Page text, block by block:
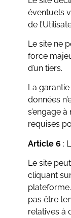
éventuels
de
Le site ne
force
d’un tiers.
La
données
s’engage
requises
Article 6 :
Le site
cliquant
pas être
relatives à